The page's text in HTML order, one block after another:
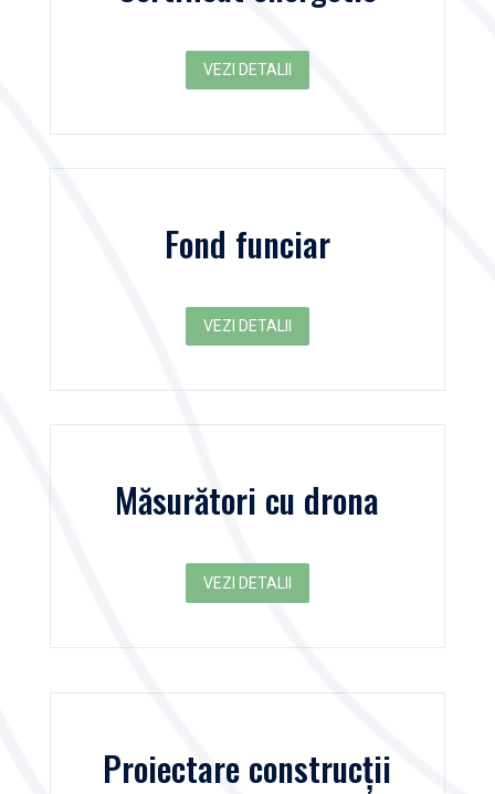
VEZI DETALII
Fond funciar
VEZI DETALII
Măsurători cu drona
VEZI DETALII
Proiectare construcții